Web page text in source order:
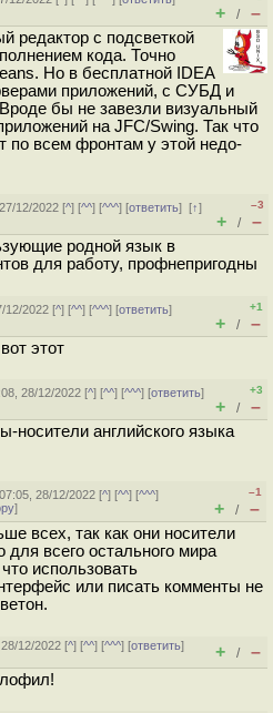
+ / –
редактор с подсветкой
кода. Точно
Но в бесплатной IDEA
приложений, с СУБД и
бы не завезли визуальный
на JFC/Swing. Так что
по всем фронтам у этой недо-
12/2022 [^] [^^] [^^^] [ответить][↑]
–3
+ / –
родной язык в
для работу, профнепригодны
12/2022 [^] [^^] [^^^] [ответить]
+1
+ / –
этот
28/12/2022 [^] [^^] [^^^] [ответить]
+3
+ / –
носители английского языка
28/12/2022 [^] [^^] [^^^]
]
–1
+ / –
всех, так как они носители
для всего остального мира
использовать
или писать комменты не
12/2022 [^] [^^] [^^^] [ответить]
+ / –